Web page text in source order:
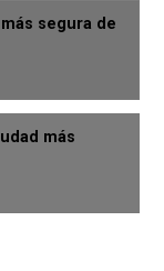
segura de
más